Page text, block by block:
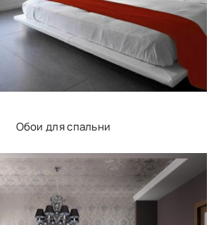
Обои для спальни